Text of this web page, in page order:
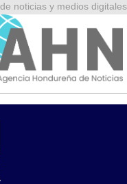
noticias y medios digitales